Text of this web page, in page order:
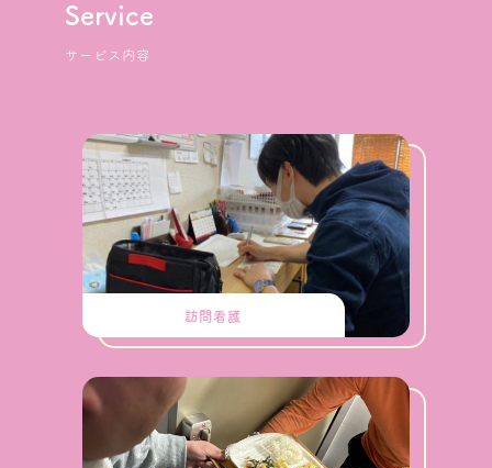
Service
サービス内容
訪問看護